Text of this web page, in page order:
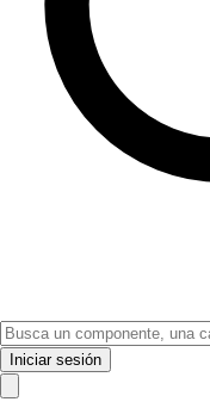
Iniciar sesión